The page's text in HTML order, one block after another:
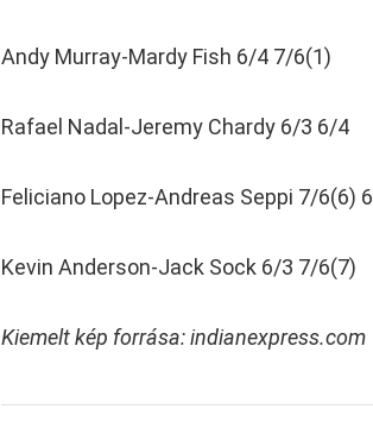
Andy Murray-Mardy Fish 6/4 7/6(1)
Rafael Nadal-Jeremy Chardy 6/3 6/4
Feliciano Lopez-Andreas Seppi 7/6(6)
Kevin Anderson-Jack Sock 6/3 7/6(7)
Kiemelt kép forrása: indianexpress.com